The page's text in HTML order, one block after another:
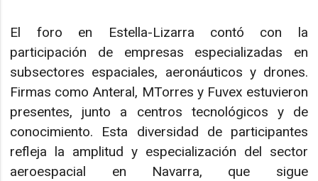
El foro en Estella-Lizarra contó con la
participación de empresas especializadas en
subsectores espaciales, aeronáuticos y drones.
Firmas como Anteral, MTorres y Fuvex estuvieron
presentes, junto a centros tecnológicos y de
conocimiento. Esta diversidad de participantes
refleja la amplitud y especialización del sector
aeroespacial en Navarra, que sigue